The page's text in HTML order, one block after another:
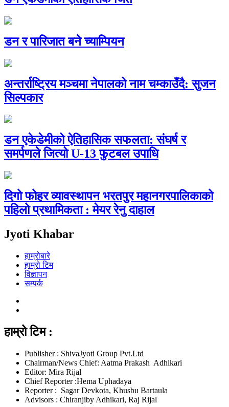
डन र पारिजात बने च्याम्पियन
अन्तर्राष्ट्रिय मञ्चमा नेपालको नाम चम्काउँदै: सुजन
सिल्पकार
डन एकेडेमीको ऐतिहासिक सफलता: संघर्ष र
समर्पणले जित्यो U-13 फुटबल उपाधि
दिगो फोहर व्यावस्थापन भरतपुर महानगरपालिकाको
पहिलो प्रथामिकता : मेयर रेनु दाहाल
Jyoti Khabar
हाम्रोबारे
हाम्रो टिम
विज्ञापन
सम्पर्क
हाम्रो टिम :
Publisher : ShivaJyoti Group Pvt.Ltd
Chairman/News Chief: Aatma Prakash Adhikari
Editor: Mira Rijal
Chief Reporter :Hema Uphadaya
Reporter : Sagar Devkota, Khusbu Bartaula
Advisors : Chiranjiby Adhikari, Raj Rijal